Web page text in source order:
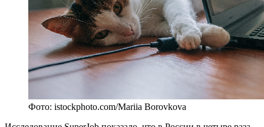
Фото: istockphoto.com/Mariia Borovkova